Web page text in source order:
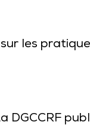
les
DGCCRF